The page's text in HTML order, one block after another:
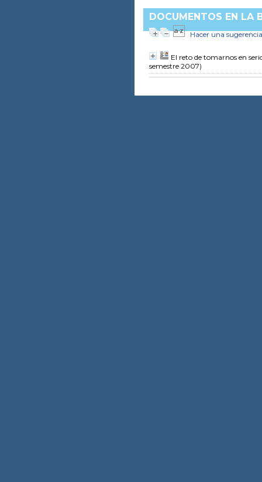
DOCUMENTOS EN LA
Hacer una sugerencia
El reto de tomarnos en
semestre 2007)